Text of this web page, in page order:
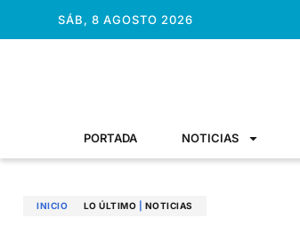
SÁB, 8 AGOSTO 2026
PORTADA NOTICIAS
INICIO LO ÚLTIMO NOTICIAS